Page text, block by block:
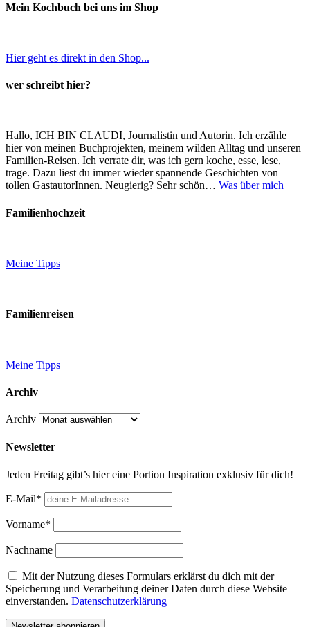
Mein Kochbuch bei uns im Shop
Hier geht es direkt in den Shop...
wer schreibt hier?
Hallo, ICH BIN CLAUDI, Journalistin und Autorin. Ich erzähle
hier von meinen Buchprojekten, meinem wilden Alltag und unseren
Familien-Reisen. Ich verrate dir, was ich gern koche, esse, lese,
trage. Dazu liest du immer wieder spannende Geschichten von
tollen GastautorInnen. Neugierig? Sehr schön… Was über mich
Familienhochzeit
Meine Tipps
Familienreisen
Meine Tipps
Archiv
Archiv
Newsletter
Jeden Freitag gibt’s hier eine Portion Inspiration exklusiv für dich!
E-Mail*
Vorname*
Nachname
Mit der Nutzung dieses Formulars erklärst du dich mit der
Speicherung und Verarbeitung deiner Daten durch diese Website
einverstanden. Datenschutzerklärung